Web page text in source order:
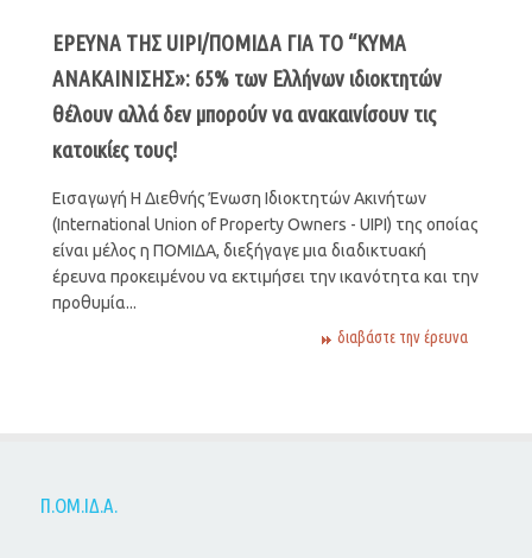
ΕΡΕΥΝΑ ΤΗΣ UIPI/ΠΟΜΙΔΑ ΓΙΑ ΤΟ “ΚΥΜΑ
ΑΝΑΚΑΙΝΙΣΗΣ»: 65% των Ελλήνων ιδιοκτητών
θέλουν αλλά δεν μπορούν να ανακαινίσουν τις
κατοικίες τους!
Εισαγωγή Η Διεθνής Ένωση Ιδιοκτητών Ακινήτων
(International Union of Property Owners - UIPI) της οποίας
είναι μέλος η ΠΟΜΙΔΑ, διεξήγαγε μια διαδικτυακή
έρευνα προκειμένου να εκτιμήσει την ικανότητα και την
προθυμία...
διαβάστε την έρευνα
Π.ΟΜ.ΙΔ.Α.